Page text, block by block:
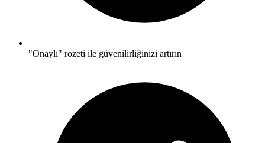
"Onaylı" rozeti ile güvenilirliğinizi artırın